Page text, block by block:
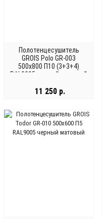
Полотенцесушитель
GROIS Polo GR-003
500х800 П10 (3+3+4)
RAL9005 черный матовый
11 250 р.